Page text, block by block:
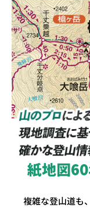
紙地図
複雑な登山道も